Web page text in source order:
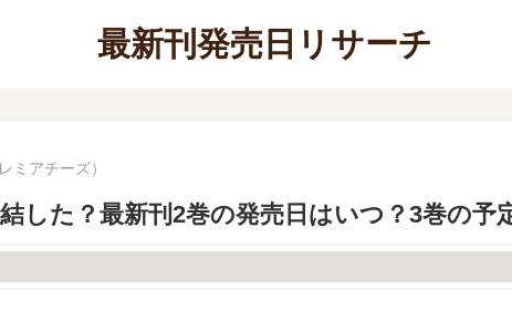
最新刊発売日リサーチ
ミアチーズ）
した？最新刊2巻の発売日はいつ？3巻の予